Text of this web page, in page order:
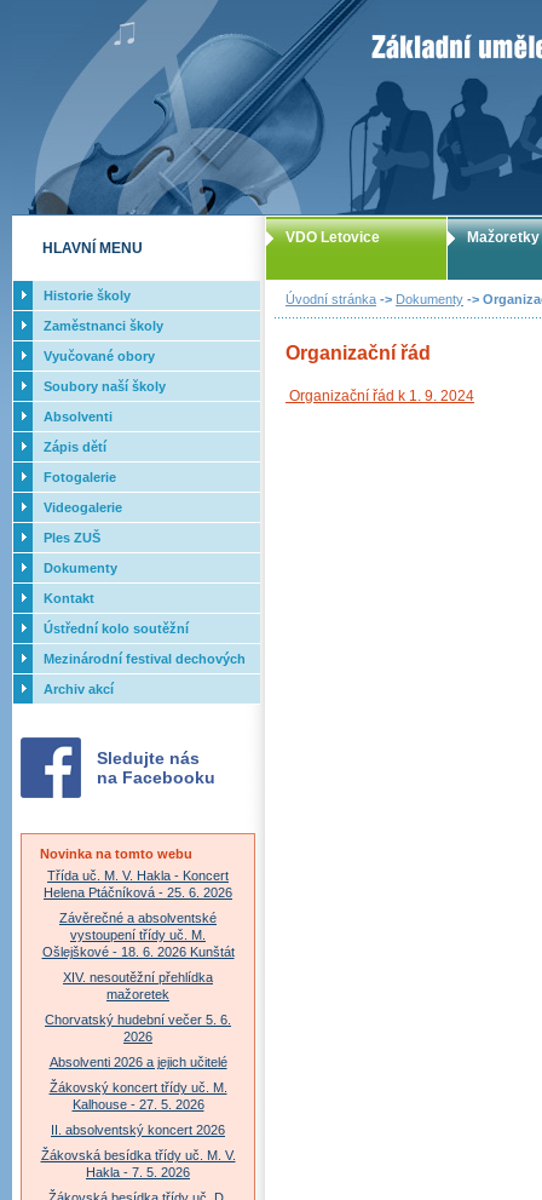
ZUŠ Letovice
Úvodní stránka -> Dokumenty ->
Organizační řád
Organizační řád k 1. 9. 2024
VDO Letovice Mažoretky
HLAVNÍ MENU
Historie školy
Zaměstnanci školy
Vyučované obory
Soubory naší školy
Absolventi
Zápis dětí
Fotogalerie
Videogalerie
Ples ZUŠ
Dokumenty
Kontakt
Ústřední kolo soutěžní
přehlídky dechových orchestrů
ZUŠ - 2017
Mezinárodní festival dechových
orchestrů - Letovice
Archiv akcí
Sledujte nás
na Facebooku
Novinka na tomto webu
Třída uč. M. V. Hakla - Koncert
Helena Ptáčníková - 25. 6. 2026
Závěrečné a absolventské
vystoupení třídy uč. M.
Ošlejškové - 18. 6. 2026 Kunštát
XIV. nesoutěžní přehlídka
mažoretek
Chorvatský hudební večer 5. 6.
2026
Absolventi 2026 a jejich učitelé
Žákovský koncert třídy uč. M.
Kalhouse - 27. 5. 2026
II. absolventský koncert 2026
Žákovská besídka třídy uč. M. V.
Hakla - 7. 5. 2026